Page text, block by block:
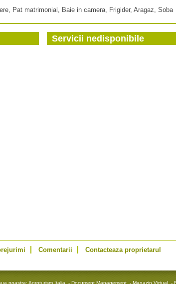
Pat matrimonial, Baie in camera, Frigider, Aragaz, Soba
Servicii nedisponibile
Comentarii Contacteaza proprietarul
noastra: Agroturism Italia - Document Management - Magazin Virtual -